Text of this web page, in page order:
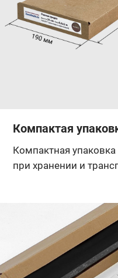
Компактая
Компактная
при хранении и